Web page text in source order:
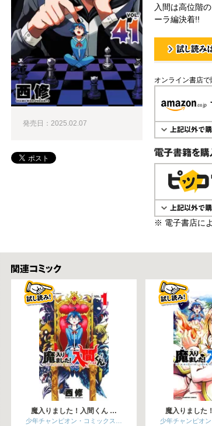
入間は高位階
ーラ編決着!!
オンライン書店で
電子書籍で購入
※ 電子書店に
発売日：2025.02.07
関連コミックス
魔入りました！入間くん …
少年チャンピオン・コミックス…
魔入りました
少年チャンピオ